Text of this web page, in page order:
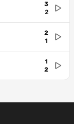
3
2
2
1
1
2